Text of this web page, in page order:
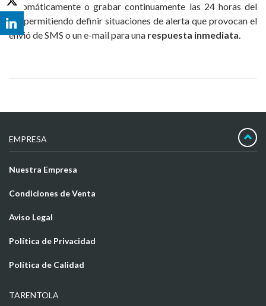
automáticamente o grabar continuamente las 24 horas del
día permitiendo definir situaciones de alerta que provocan el
envió de SMS o un e-mail para una respuesta inmediata.
EMPRESA
Nuestra Empresa
Condiciones de Venta
Aviso Legal
Política de Privacidad
Política de Calidad
TARENTOLA